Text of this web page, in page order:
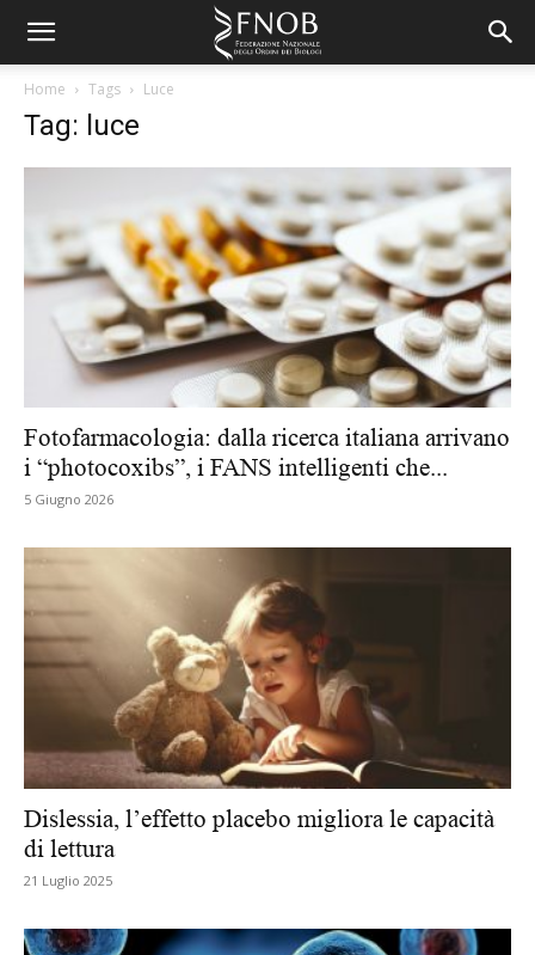
Home Tags Luce
Tag: luce
Fotofarmacologia: dalla ricerca italiana arrivano
i “photocoxibs”, i FANS intelligenti che...
5 Giugno 2026
Dislessia, l’effetto placebo migliora le capacità
di lettura
21 Luglio 2025